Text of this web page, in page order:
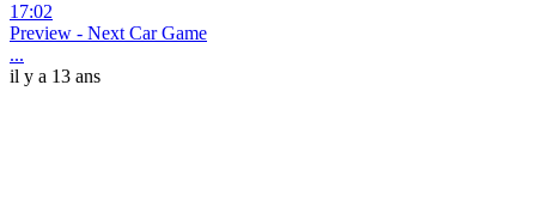
17:02
Preview - Next Car Game
...
il y a 13 ans